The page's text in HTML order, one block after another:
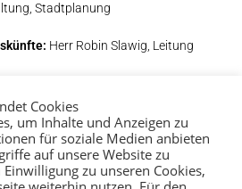
Stadtplanung
Herr Robin Slawig, Leitung
der11. November 2022.
Cookies
um Inhalte und Anzeigen zu
für soziale Medien anbieten
auf unsere Website zu
zu unseren Cookies,